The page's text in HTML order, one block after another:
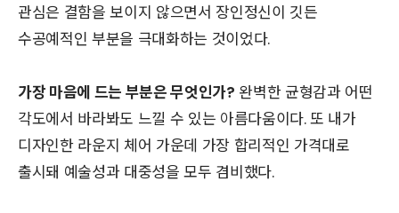
관심은 결함을 보이지 않으면서 장인정신이 깃든
수공예적인 부분을 극대화하는 것이었다.
가장 마음에 드는 부분은 무엇인가? 완벽한 균형감과 어떤
각도에서 바라봐도 느낄 수 있는 아름다움이다. 또 내가
디자인한 라운지 체어 가운데 가장 합리적인 가격대로
출시돼 예술성과 대중성을 모두 겸비했다.